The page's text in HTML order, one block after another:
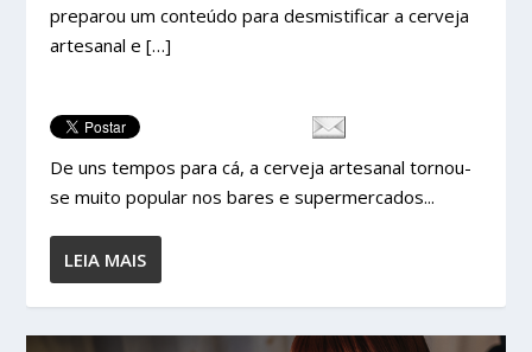
preparou um conteúdo para desmistificar a cerveja
artesanal e […]
De uns tempos para cá, a cerveja artesanal tornou-
se muito popular nos bares e supermercados...
LEIA MAIS